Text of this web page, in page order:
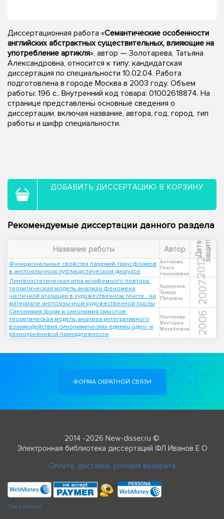
Диссертационная работа «Семантические особенности
английских абстрактных существительных, влияющие на
употребление артикля», автор — Золотарева, Татьяна
Александровна, относится к типу: кандидатская
диссертация по специальности 10.02.04. Работа
подготовлена в городе Москва в 2003 году. Объем
работы: 196 с.. Внутренний код товара: 01002618874. На
странице представлены основные сведения о
диссертации, включая название, автора, год, город, тип
работы и шифр специальности.
ДОБАВИТЬ ДИССЕРТАЦИЮ В КОРЗИНУ
Рекомендуемые диссертации данного раздела
Название работы Автор Д
а
т
а
з
а
щ
и
т ы
Функциональные свойства паремий-трансформов
в англоязычном публицистическом дискурсе
Антонова,
Ольга
Николаевна
2012
Лингвоэстетическая игра морфемного повтора:
теоретическая модель анализа феномена
частичной итерации в художественном тексте : на
материале англоязычной художественной прозы
Карпухина,
Тамара
Петровна
2007
Синонимия форм и синонимия смыслов:
теоретическая модель анализа интегративного
взаимодействия синонимических единиц одно- и
разноуровневой принадлежности
Хантакова,
Виктория
Михайловна
2006
ФОРМА ОБРАТНОЙ СВЯЗИ
2014 -2026 New-disser.ru ©
Электронная библиотека диссертаций ФЛ Иванов Е О
Оплата, доставка, условия возврата
Check passport